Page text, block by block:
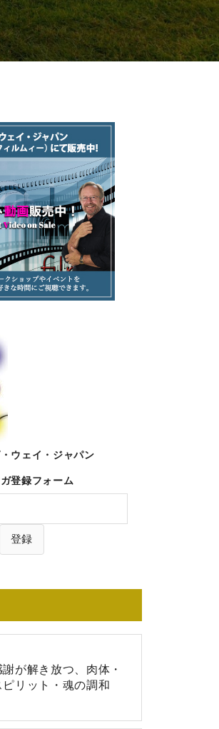
ウェイ・ジャパン
登録フォーム
謝が解き放つ、肉体・
ピリット・魂の調和